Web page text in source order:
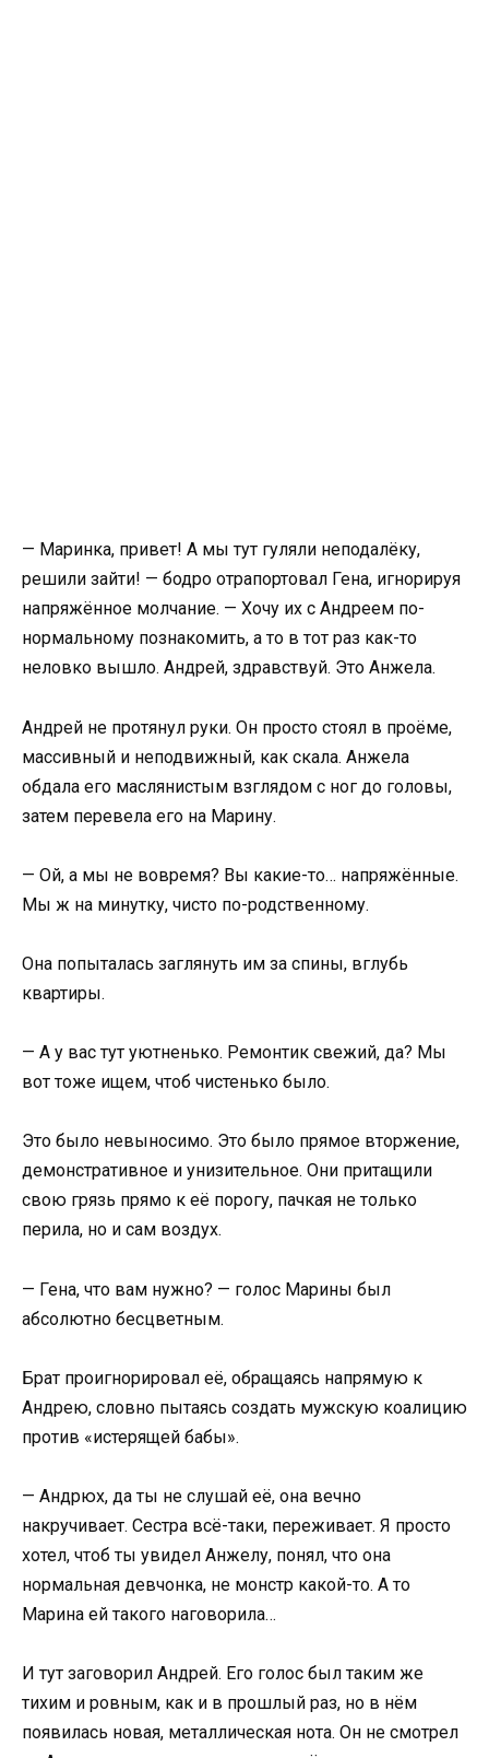
— Маринка, привет! А мы тут гуляли неподалёку,
решили зайти! — бодро отрапортовал Гена, игнорируя
напряжённое молчание. — Хочу их с Андреем по-
нормальному познакомить, а то в тот раз как-то
неловко вышло. Андрей, здравствуй. Это Анжела.
Андрей не протянул руки. Он просто стоял в проёме,
массивный и неподвижный, как скала. Анжела
обдала его маслянистым взглядом с ног до головы,
затем перевела его на Марину.
— Ой, а мы не вовремя? Вы какие-то… напряжённые.
Мы ж на минутку, чисто по-родственному.
Она попыталась заглянуть им за спины, вглубь
квартиры.
— А у вас тут уютненько. Ремонтик свежий, да? Мы
вот тоже ищем, чтоб чистенько было.
Это было невыносимо. Это было прямое вторжение,
демонстративное и унизительное. Они притащили
свою грязь прямо к её порогу, пачкая не только
перила, но и сам воздух.
— Гена, что вам нужно? — голос Марины был
абсолютно бесцветным.
Брат проигнорировал её, обращаясь напрямую к
Андрею, словно пытаясь создать мужскую коалицию
против «истерящей бабы».
— Андрюх, да ты не слушай её, она вечно
накручивает. Сестра всё-таки, переживает. Я просто
хотел, чтоб ты увидел Анжелу, понял, что она
нормальная девчонка, не монстр какой-то. А то
Марина ей такого наговорила…
И тут заговорил Андрей. Его голос был таким же
тихим и ровным, как и в прошлый раз, но в нём
появилась новая, металлическая нота. Он не смотрел